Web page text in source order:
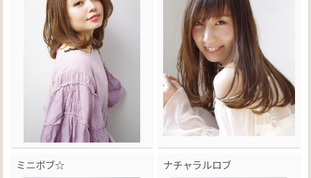
ミニボブ☆ ナチャラルロブ